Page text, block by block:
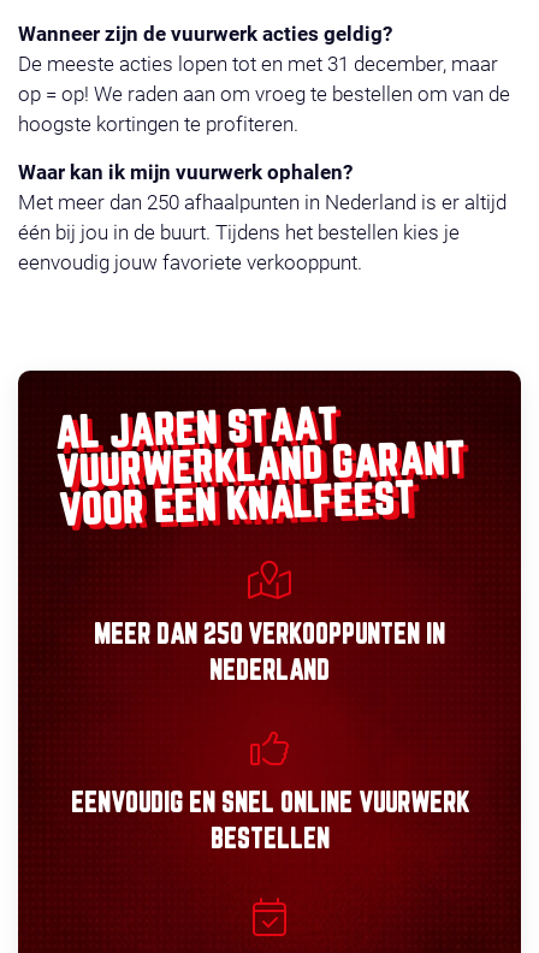
Wanneer zijn de vuurwerk acties geldig?
De meeste acties lopen tot en met 31 december, maar
op = op! We raden aan om vroeg te bestellen om van de
hoogste kortingen te profiteren.
Waar kan ik mijn vuurwerk ophalen?
Met meer dan 250 afhaalpunten in Nederland is er altijd
één bij jou in de buurt. Tijdens het bestellen kies je
eenvoudig jouw favoriete verkooppunt.
AL JAREN STAAT
VUURWERKLANDGARANT
VOOR EEN KNALFEEST
MEER DAN 250 VERKOOPPUNTEN IN
NEDERLAND
EENVOUDIGEN SNEL ONLINE VUURWERK
BESTELLEN